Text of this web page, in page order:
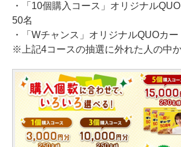
・「10個購入コース」オリジナル
50名
・「Wチャンス」オリジナルQUOカ
※上記4コースの抽選に外れた人の中